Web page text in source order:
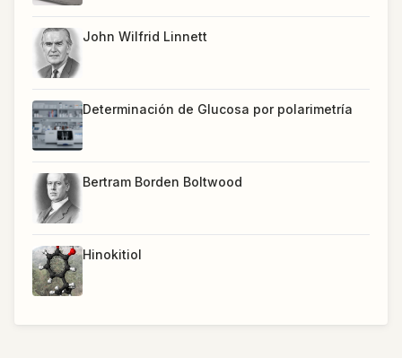
John Wilfrid Linnett
Determinación de Glucosa por polarimetría
Bertram Borden Boltwood
Hinokitiol